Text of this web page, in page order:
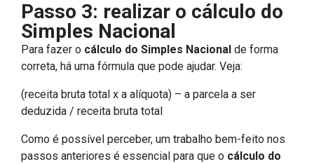
Passo 3: realizar o cálculo do
Simples Nacional
Para fazer o cálculo do Simples Nacional de forma
correta, há uma fórmula que pode ajudar. Veja:
(receita bruta total x a alíquota) – a parcela a ser
deduzida / receita bruta total
Como é possível perceber, um trabalho bem-feito nos
passos anteriores é essencial para que o cálculo do